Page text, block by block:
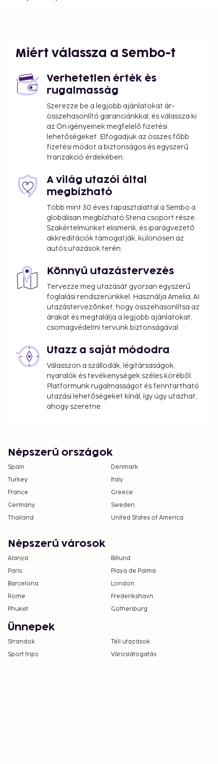
Miért válassza a Sembo-t
Verhetetlen érték és
rugalmasság
Szerezze be a legjobb ajánlatokat ár-
összehasonlító garanciánkkal, és válassza ki
az Ön igényeinek megfelelő fizetési
lehetőségeket. Elfogadjuk az összes főbb
fizetési módot a biztonságos és egyszerű
tranzakció érdekében.
A világ utazói által
megbízható
Több mint 30 éves tapasztalattal a Sembo a
globálisan megbízható Stena csoport része.
Szakértelmünket elismerik, és iparágvezető
akkreditációk támogatják, különösen az
autós utazások terén.
Könnyű utazástervezés
Tervezze meg utazását gyorsan egyszerű
foglalási rendszerünkkel. Használja Amelia, AI
utazástervezőnket, hogy összehasonlítsa az
árakat és megtalálja a legjobb ajánlatokat,
csomagvédelmi tervünk biztonságával.
Utazz a saját módodra
Válasszon a szállodák, légitársaságok,
nyaralók és tevékenységek széles köréből.
Platformunk rugalmasságot és fenntartható
utazási lehetőségeket kínál, így úgy utazhat,
ahogy szeretne.
Népszerű országok
Spain
Denmark
Turkey
Italy
France
Greece
Germany
Sweden
Thailand
United States of America
Népszerű városok
Alanya
Billund
Paris
Playa de Palma
Barcelona
London
Rome
Frederikshavn
Phuket
Gothenburg
Ünnepek
Strandok
Téli utazások
Sport trips
Városlátogatás